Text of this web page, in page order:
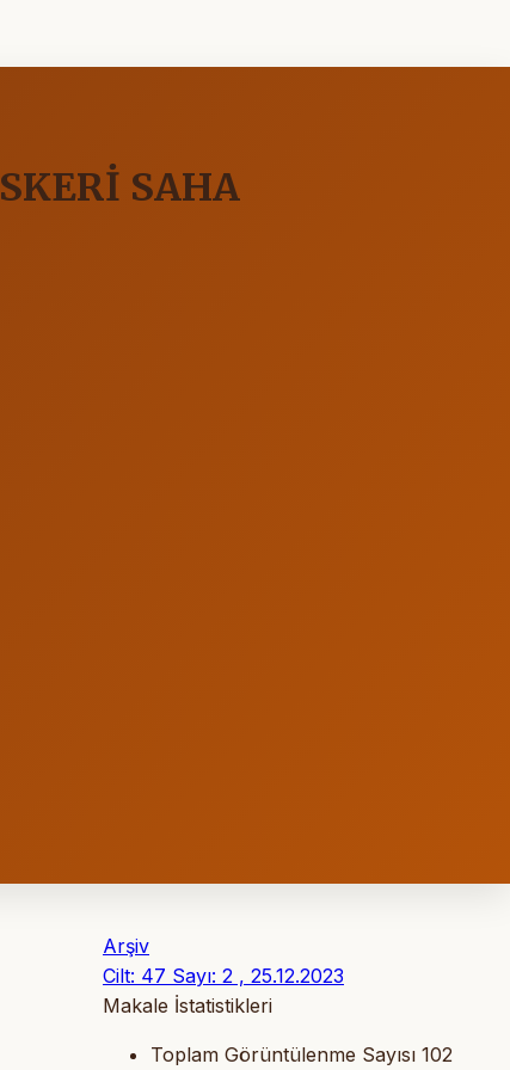
SAHA
Arşiv
Cilt: 47 Sayı: 2 , 25.12.2023
Makale İstatistikleri
Toplam Görüntülenme Sayısı 102